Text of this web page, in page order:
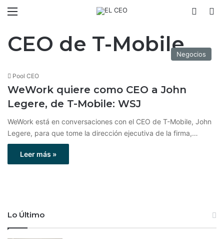
CEO de T-MobileNegocios
Pool CEO
WeWork quiere como CEO a John
Legere, de T-Mobile: WSJ
WeWork está en conversaciones con el CEO de T-Mobile, John
Legere, para que tome la dirección ejecutiva de la firma,…
Leer más »
Lo Último